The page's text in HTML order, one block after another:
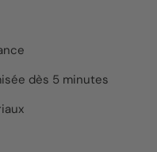
dès 5 minutes